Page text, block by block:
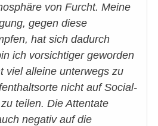
von Furcht. Meine
gegen diese
hat sich dadurch
ich vorsichtiger geworden
viel alleine unterwegs zu
nicht auf Social-
teilen. Die Attentate
negativ auf die